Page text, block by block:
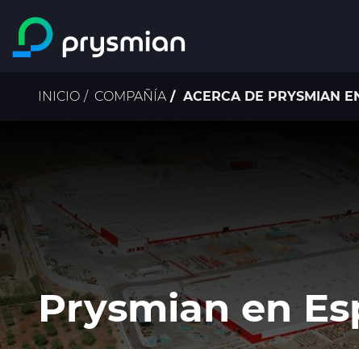
Saltar al contenido
principal
Ruta
INICIO COMPAÑÍA ACERCA DE PRYSMIAN
Prysmian en